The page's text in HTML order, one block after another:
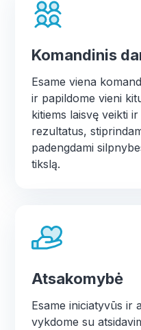
Komandinis
Esame viena
ir papildome vieni
kitiems laisvę veikti
rezultatus,
padengdami
tikslą.
Atsakomybė
Esame iniciatyvūs ir
vykdome su